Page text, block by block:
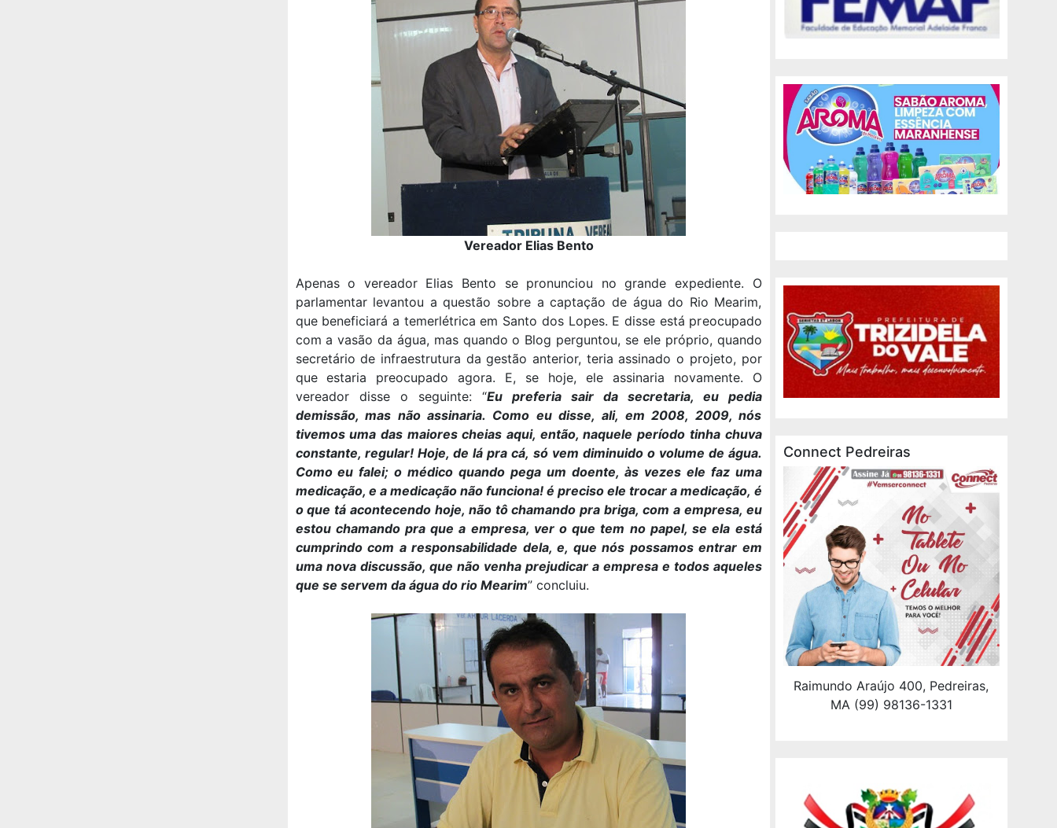
Vereador Elias Bento
Apenas o vereador Elias Bento se pronunciou no grande expediente. O
parlamentar levantou a questão sobre a captação de água do Rio Mearim,
que beneficiará a temerlétrica em Santo dos Lopes. E disse está preocupado
com a vasão da água, mas quando o Blog perguntou, se ele próprio, quando
secretário de infraestrutura da gestão anterior, teria assinado o projeto, por
que estaria preocupado agora. E, se hoje, ele assinaria novamente. O
vereador disse o seguinte: “Eu preferia sair da secretaria, eu pedia
demissão, mas não assinaria. Como eu disse, ali, em 2008, 2009, nós
tivemos uma das maiores cheias aqui, então, naquele período tinha chuva
constante, regular! Hoje, de lá pra cá, só vem diminuido o volume de água.
Como eu falei; o médico quando pega um doente, às vezes ele faz uma
medicação, e a medicação não funciona! é preciso ele trocar a medicação, é
o que tá acontecendo hoje, não tô chamando pra briga, com a empresa, eu
estou chamando pra que a empresa, ver o que tem no papel, se ela está
cumprindo com a responsabilidade dela, e, que nós possamos entrar em
uma nova discussão, que não venha prejudicar a empresa e todos aqueles
que se servem da água do rio Mearim” concluiu.
Connect Pedreiras
Raimundo Araújo 400, Pedreiras,
MA (99) 98136-1331